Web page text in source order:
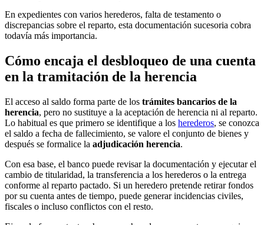
En expedientes con varios herederos, falta de testamento o
discrepancias sobre el reparto, esta documentación sucesoria cobra
todavía más importancia.
Cómo encaja el desbloqueo de una cuenta
en la tramitación de la herencia
El acceso al saldo forma parte de los trámites bancarios de la
herencia, pero no sustituye a la aceptación de herencia ni al reparto.
Lo habitual es que primero se identifique a los herederos, se conozca
el saldo a fecha de fallecimiento, se valore el conjunto de bienes y
después se formalice la adjudicación herencia.
Con esa base, el banco puede revisar la documentación y ejecutar el
cambio de titularidad, la transferencia a los herederos o la entrega
conforme al reparto pactado. Si un heredero pretende retirar fondos
por su cuenta antes de tiempo, puede generar incidencias civiles,
fiscales o incluso conflictos con el resto.